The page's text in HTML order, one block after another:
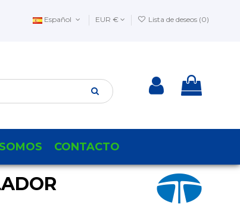
Español EUR € Lista de deseos (0)
CONTACTO